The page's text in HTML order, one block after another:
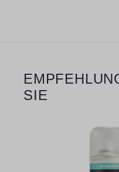
Produktgalerie
SIE